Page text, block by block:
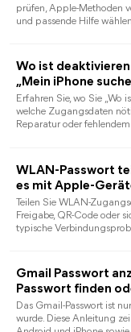
und setzen einen
eigenen iPhone oder
Bildschirmzeit
Sie wieder
Erkennen Sie den
Bildschirmzeit
iPhone und
und iPad zurück –
Familienfreigabe